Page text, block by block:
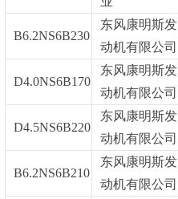
B6.2NS6B230
东风康明斯发
动机有限公司
D4.0NS6B170
东风康明斯发
动机有限公司
D4.5NS6B220
东风康明斯发
动机有限公司
B6.2NS6B210
东风康明斯发
动机有限公司